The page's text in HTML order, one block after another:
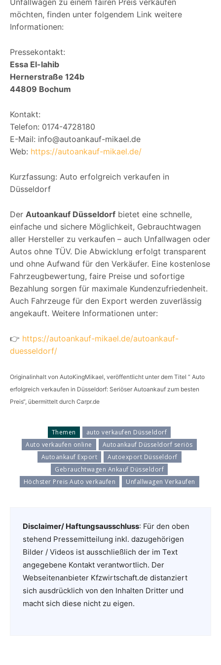
möchten, finden unter folgendem Link weitere
Informationen:
Pressekontakt:
Essa El-lahib
Hernerstraße 124b
44809 Bochum
Kontakt:
Telefon: 0174-4728180
E-Mail: info@autoankauf-mikael.de
Web: https://autoankauf-mikael.de/
Kurzfassung: Auto erfolgreich verkaufen in
Düsseldorf
Der Autoankauf Düsseldorf bietet eine schnelle,
einfache und sichere Möglichkeit, Gebrauchtwagen
aller Hersteller zu verkaufen – auch Unfallwagen oder
Autos ohne TÜV. Die Abwicklung erfolgt transparent
und ohne Aufwand für den Verkäufer. Eine kostenlose
Fahrzeugbewertung, faire Preise und sofortige
Bezahlung sorgen für maximale Kundenzufriedenheit.
Auch Fahrzeuge für den Export werden zuverlässig
angekauft. Weitere Informationen unter:
👉 https://autoankauf-mikael.de/autoankauf-
duesseldorf/
Originalinhalt von AutoKingMikael, veröffentlicht unter dem Titel “ Auto
erfolgreich verkaufen in Düsseldorf: Seriöser Autoankauf zum besten
Preis“, übermittelt durch Carpr.de
Themen
auto verkaufen Düsseldorf
Auto verkaufen online
Autoankauf Düsseldorf seriös
Autoankauf Export
Autoexport Düsseldorf
Gebrauchtwagen Ankauf Düsseldorf
Höchster Preis Auto verkaufen
Unfallwagen Verkaufen
Disclaimer/ Haftungsausschluss: Für den oben
stehend Pressemitteilung inkl. dazugehörigen
Bilder / Videos ist ausschließlich der im Text
angegebene Kontakt verantwortlich. Der
Webseitenanbieter Kfzwirtschaft.de distanziert
sich ausdrücklich von den Inhalten Dritter und
macht sich diese nicht zu eigen.